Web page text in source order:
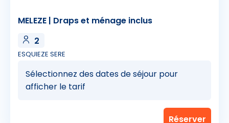
MELEZE | Draps et ménage inclus
2
ESQUIEZE SERE
Sélectionnez des dates de séjour pour
afficher le tarif